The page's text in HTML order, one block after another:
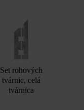
Set rohových
tvárnic, celá
tvárnica